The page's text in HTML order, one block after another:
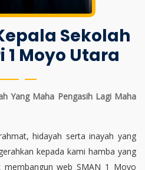
Sekolah
1 Moyo Utara
Yang Maha Pengasih Lagi Maha
hidayah serta inayah yang
kepada kami hamba yang
web SMAN 1 Moyo